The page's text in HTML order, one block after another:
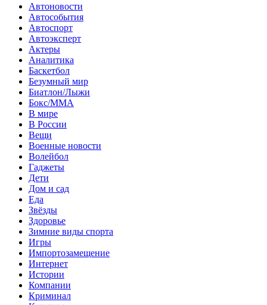
Автоновости
Автособытия
Автоспорт
Автоэксперт
Актеры
Аналитика
Баскетбол
Безумный мир
Биатлон/Лыжи
Бокс/MMA
В мире
В России
Вещи
Военные новости
Волейбол
Гаджеты
Дети
Дом и сад
Еда
Звёзды
Здоровье
Зимние виды спорта
Игры
Импортозамещение
Интернет
Истории
Компании
Криминал